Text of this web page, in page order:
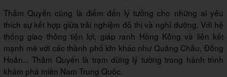
Thâm Quyến cũng là điểm đến lý tưởng cho những ai yêu
thích sự kết hợp giữa trải nghiệm đô thị và nghỉ dưỡng. Với hệ
thống giao thông tiện lợi, giáp ranh Hồng Kông và liên kết
mạnh mẽ với các thành phố lớn khác như Quảng Châu, Đông
Hoản... Thâm Quyến là trạm dừng lý tưởng trong hành trình
khám phá miền Nam Trung Quốc.